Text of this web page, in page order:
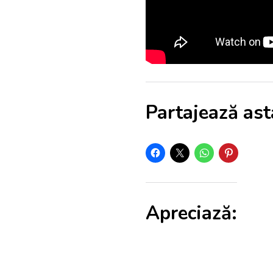
Partajează
Apreciază: